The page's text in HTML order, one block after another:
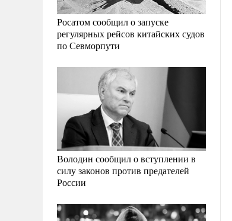
Росатом сообщил о запуске
регулярных рейсов китайских судов
по Севморпути
Володин сообщил о вступлении в
силу законов против предателей
России